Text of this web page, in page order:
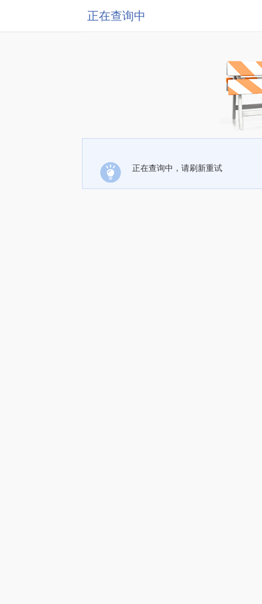
正在查询中
正在查询中，请刷新重试